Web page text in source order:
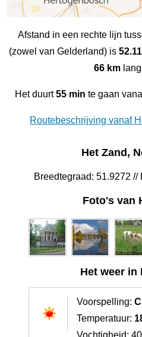
Afstand in een rechte lijn
(zowel van Gelderland) is
66 km
Het duurt55 min te gaan
Routebeschrijving vanaf
Het Zand,
Breedtegraad: 51.9272
Foto's van
Het weer in
Voorspelling:
Temperatuur: